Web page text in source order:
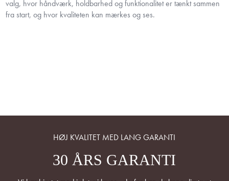
valg, hvor håndværk, holdbarhed og funktionalitet er tænkt sammen
fra start, og hvor kvaliteten kan mærkes og ses.
HØJ KVALITET MED LANG GARANTI
30 ÅRS GARANTI